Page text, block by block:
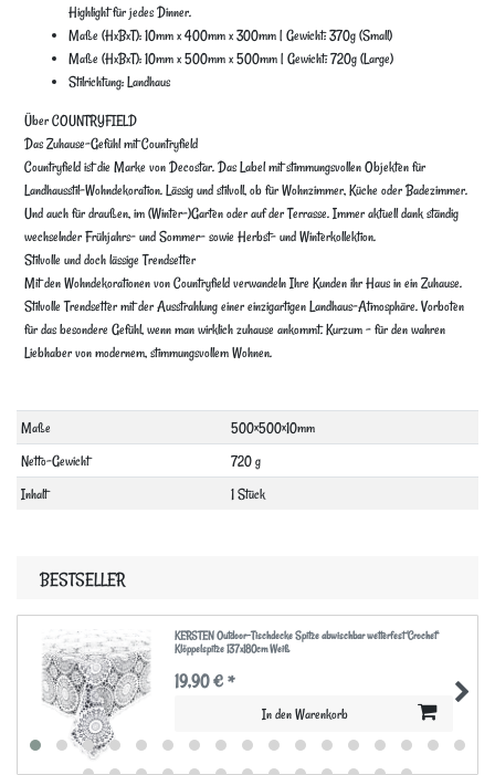
Highlight für jedes Dinner.
Maße (HxBxT): 10mm x 400mm x 300mm | Gewicht: 370g (Small)
Maße (HxBxT): 10mm x 500mm x 500mm | Gewicht: 720g (Large)
Stilrichtung: Landhaus
Über COUNTRYFIELD
Das Zuhause-Gefühl mit Countryfield
Countryfield ist die Marke von Decostar. Das Label mit stimmungsvollen Objekten für
Landhausstil-Wohndekoration. Lässig und stilvoll, ob für Wohnzimmer, Küche oder Badezimmer.
Und auch für draußen, im (Winter-)Garten oder auf der Terrasse. Immer aktuell dank ständig
wechselnder Frühjahrs- und Sommer- sowie Herbst- und Winterkollektion.
Stilvolle und doch lässige Trendsetter
Mit den Wohndekorationen von Countryfield verwandeln Ihre Kunden ihr Haus in ein Zuhause.
Stilvolle Trendsetter mit der Ausstrahlung einer einzigartigen Landhaus-Atmosphäre. Vorboten
für das besondere Gefühl, wenn man wirklich zuhause ankommt. Kurzum – für den wahren
Liebhaber von modernem, stimmungsvollem Wohnen.
Technisches
Merkmal
Wert
Maße
500×500×10mm
Netto-Gewicht
720 g
Inhalt
1 Stück
BESTSELLER
KERSTEN Outdoor-Tischdecke Spitze abwischbar wetterfest 'Crochet'
Klöppelspitze 137x180cm Weiß
19,90 € *
In den Warenkorb